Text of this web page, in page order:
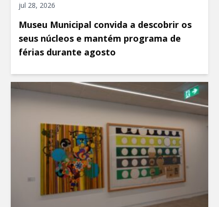
jul 28, 2026
Museu Municipal convida a descobrir os
seus núcleos e mantém programa de
férias durante agosto